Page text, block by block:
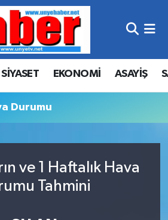
SİYASET EKONOMİ ASAYİŞ
Durumu
ve 1 Haftalık Hava
Tahmini
Durumu ve Fikstür